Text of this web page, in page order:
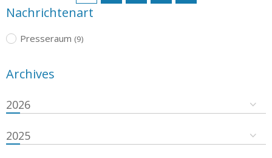
Nachrichtenart
Presseraum (9)
Archives
2026
2025